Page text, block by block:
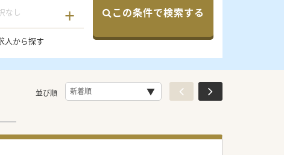
なし
人から探す
この条件で検索する
並び順